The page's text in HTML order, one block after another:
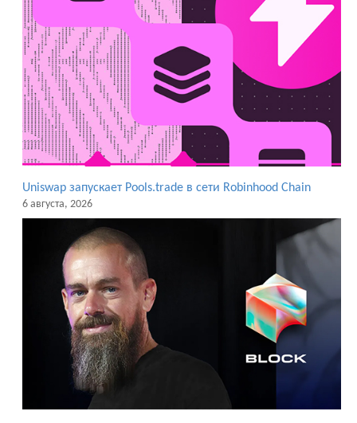
Uniswap запускает Pools.trade в сети Robinhood Chain
6 августа, 2026